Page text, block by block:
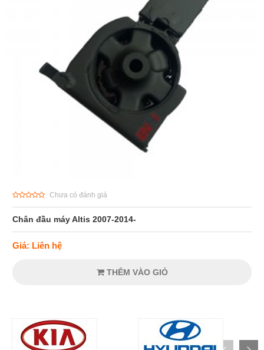
Chưa có đánh giá
Chân đầu máy Altis 2007-2014-
Giá: Liên hệ
THÊM VÀO GIỎ